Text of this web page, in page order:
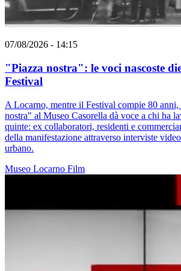
07/08/2026 - 14:15
"Piazza nostra": le voci nascoste
Festival
A Locarno, mentre il Festival compie 80 anni,
nostra" al Museo Casorella dà voce a chi ha
quinte: ex collaboratori, residenti e
della manifestazione attraverso interviste
urbano.
Museo Locarno Film